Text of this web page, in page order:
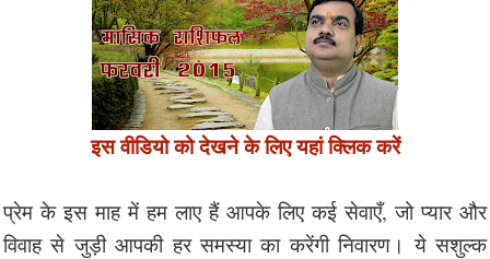
इस वीडियो को देखने के लिए यहां क्लिक करें
प्रेम के इस माह में हम लाए हैं आपके लिए कई सेवाएँ, जो प्यार और
विवाह से जुड़ी आपकी हर समस्या का करेंगी निवारण। ये सशुल्क